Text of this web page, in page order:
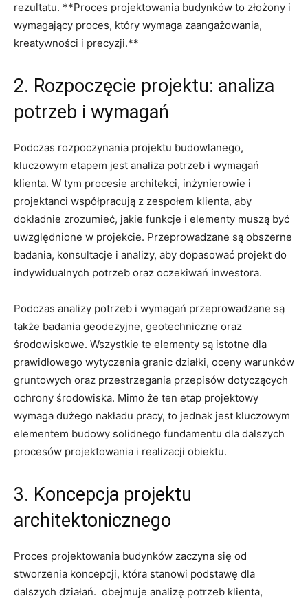
rezultatu. **Proces​ projektowania budynków to złożony⁣ i⁣
wymagający⁢ proces,⁤ który wymaga zaangażowania,
kreatywności i precyzji.**
2. Rozpoczęcie projektu: analiza
potrzeb i wymagań
Podczas rozpoczynania projektu budowlanego,
kluczowym⁣ etapem jest analiza⁤ potrzeb i⁢ wymagań
klienta. W‌ tym⁣ procesie architekci, inżynierowie i
projektanci⁤ współpracują z zespołem klienta, aby⁤
dokładnie zrozumieć, jakie funkcje i‍ elementy muszą być
uwzględnione w⁢ projekcie. ​Przeprowadzane są obszerne
badania, konsultacje i analizy,​ aby dopasować projekt‍ do
indywidualnych potrzeb⁢ oraz oczekiwań⁢ inwestora.
Podczas ⁣analizy ⁤potrzeb i⁤ wymagań​ przeprowadzane są
także badania geodezyjne, ⁣geotechniczne oraz⁤
środowiskowe. Wszystkie te⁤ elementy są istotne dla
prawidłowego ‌wytyczenia⁢ granic działki, oceny warunków
‍gruntowych oraz przestrzegania przepisów dotyczących⁣
ochrony⁤ środowiska. Mimo że‍ ten etap projektowy
wymaga dużego ⁤nakładu pracy, to ‍jednak ‌jest kluczowym
‌elementem budowy solidnego fundamentu dla ⁢dalszych
procesów projektowania​ i‌ realizacji obiektu.
3. Koncepcja projektu
architektonicznego
Proces projektowania budynków zaczyna się od
stworzenia koncepcji,⁢ która stanowi podstawę dla
dalszych ⁤działań. ⁣ obejmuje ⁤analizę potrzeb klienta,